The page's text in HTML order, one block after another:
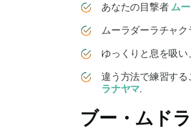
あなたの目撃者 ム
ムーラダーラチャ
ゆっくりと息を吸
違う方法で練習する
ラナヤマ.
ブー・ムドラ